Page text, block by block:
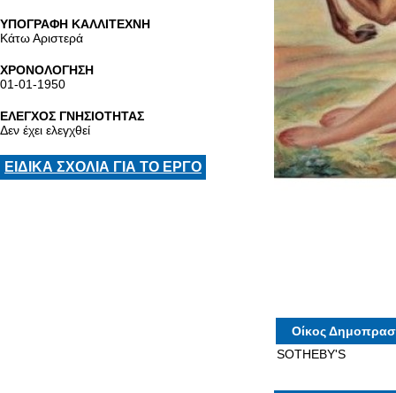
ΥΠΟΓΡΑΦΗ ΚΑΛΛΙΤΕΧΝΗ
Κάτω Αριστερά
ΧΡΟΝΟΛΟΓΗΣΗ
01-01-1950
ΕΛΕΓΧΟΣ ΓΝΗΣΙΟΤΗΤΑΣ
Δεν έχει ελεγχθεί
ΕΙΔΙΚΑ ΣΧΟΛΙΑ ΓΙΑ ΤΟ ΕΡΓΟ
Οίκος
SOTHEBY'S